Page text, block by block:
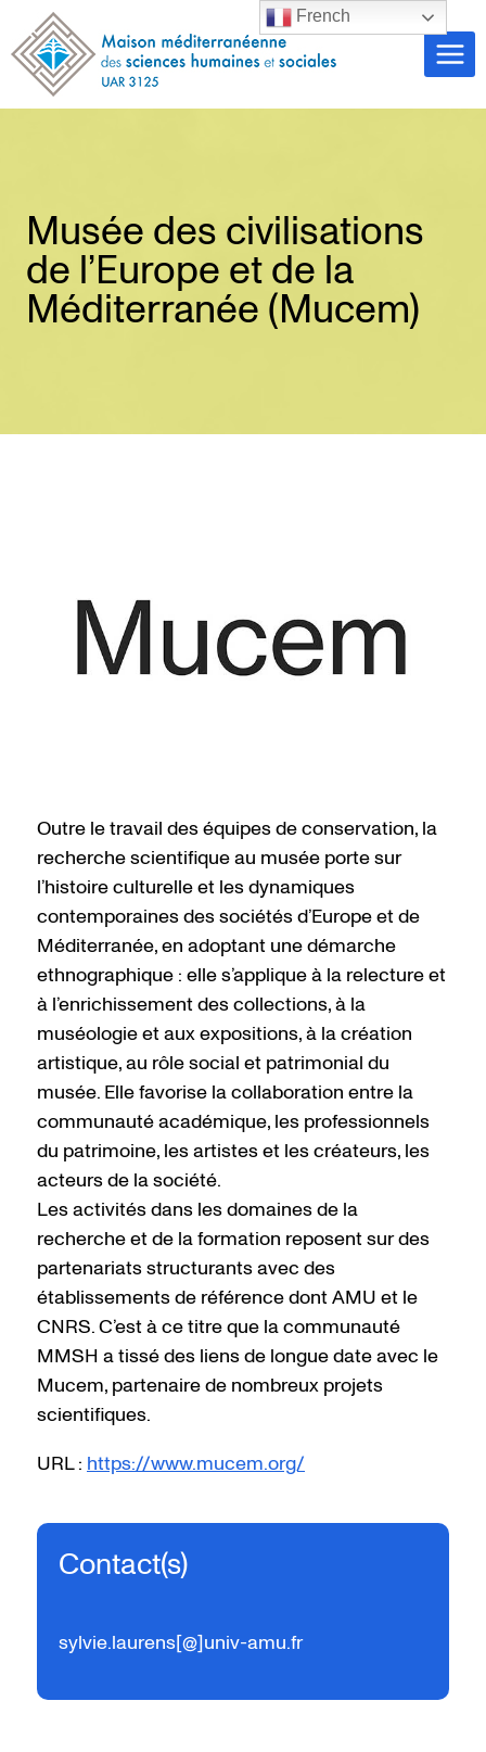
au
contenu
Musée des civilisations
de l’Europe et de la
Méditerranée (Mucem)
Outre le travail des équipes de conservation, la
recherche scientifique au musée porte sur
l’histoire culturelle et les dynamiques
contemporaines des sociétés d’Europe et de
Méditerranée, en adoptant une démarche
ethnographique : elle s’applique à la relecture et
à l’enrichissement des collections, à la
muséologie et aux expositions, à la création
artistique, au rôle social et patrimonial du
musée. Elle favorise la collaboration entre la
communauté académique, les professionnels
du patrimoine, les artistes et les créateurs, les
acteurs de la société.
Les activités dans les domaines de la
recherche et de la formation reposent sur des
partenariats structurants avec des
établissements de référence dont AMU et le
CNRS. C’est à ce titre que la communauté
MMSH a tissé des liens de longue date avec le
Mucem, partenaire de nombreux projets
scientifiques.
URL : https://www.mucem.org/
Contact(s)
sylvie.laurens[@]univ-amu.fr
French